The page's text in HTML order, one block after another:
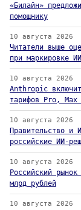
«Билайн»
помощнику
10 августа 2026
Читатели выше
при маркировке ИИ
10 августа 2026
Anthropic
тарифов Pro, Max
10 августа 2026
Правительство и
российские ИИ-
10 августа 2026
Российский
млрд рублей
10 августа 2026